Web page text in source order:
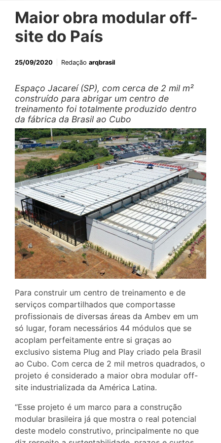
Maior obra modular off-
site do País
25/09/2020 Redação arqbrasil
Espaço Jacareí (SP), com cerca de 2 mil m²
construído para abrigar um centro de
treinamento foi totalmente produzido dentro
da fábrica da Brasil ao Cubo
Para construir um centro de treinamento e de
serviços compartilhados que comportasse
profissionais de diversas áreas da Ambev em um
só lugar, foram necessários 44 módulos que se
acoplam perfeitamente entre si graças ao
exclusivo sistema Plug and Play criado pela Brasil
ao Cubo. Com cerca de 2 mil metros quadrados, o
projeto é considerado a maior obra modular off-
site industrializada da América Latina.
“Esse projeto é um marco para a construção
modular brasileira já que mostra o real potencial
deste modelo construtivo, principalmente no que